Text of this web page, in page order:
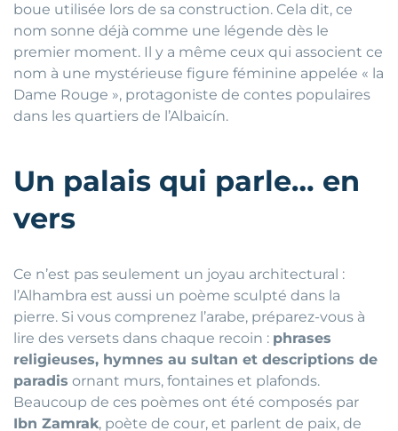
boue utilisée lors de sa construction. Cela dit, ce
nom sonne déjà comme une légende dès le
premier moment. Il y a même ceux qui associent ce
nom à une mystérieuse figure féminine appelée « la
Dame Rouge », protagoniste de contes populaires
dans les quartiers de l’Albaicín.
Un palais qui parle… en
vers
Ce n’est pas seulement un joyau architectural :
l’Alhambra est aussi un poème sculpté dans la
pierre. Si vous comprenez l’arabe, préparez-vous à
lire des versets dans chaque recoin : phrases
religieuses, hymnes au sultan et descriptions de
paradis ornant murs, fontaines et plafonds.
Beaucoup de ces poèmes ont été composés par
Ibn Zamrak, poète de cour, et parlent de paix, de